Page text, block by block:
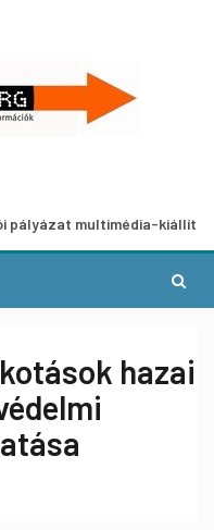
multimédia-kiállításhoz
hazai